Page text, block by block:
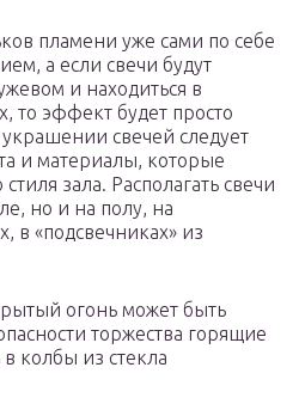
пламени уже сами по себе
а если свечи будут
и находиться в
то эффект будет просто
свечей следует
и материалы, которые
зала. Располагать свечи
но и на полу, на
в «подсвечниках» из
огонь может быть
торжества горящие
колбы из стекла